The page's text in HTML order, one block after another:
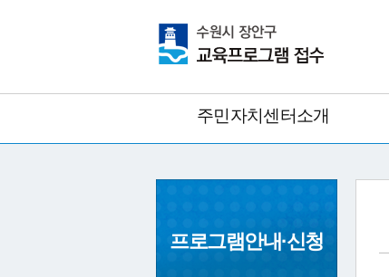
주민자치센터소개
프로그램안내·신청